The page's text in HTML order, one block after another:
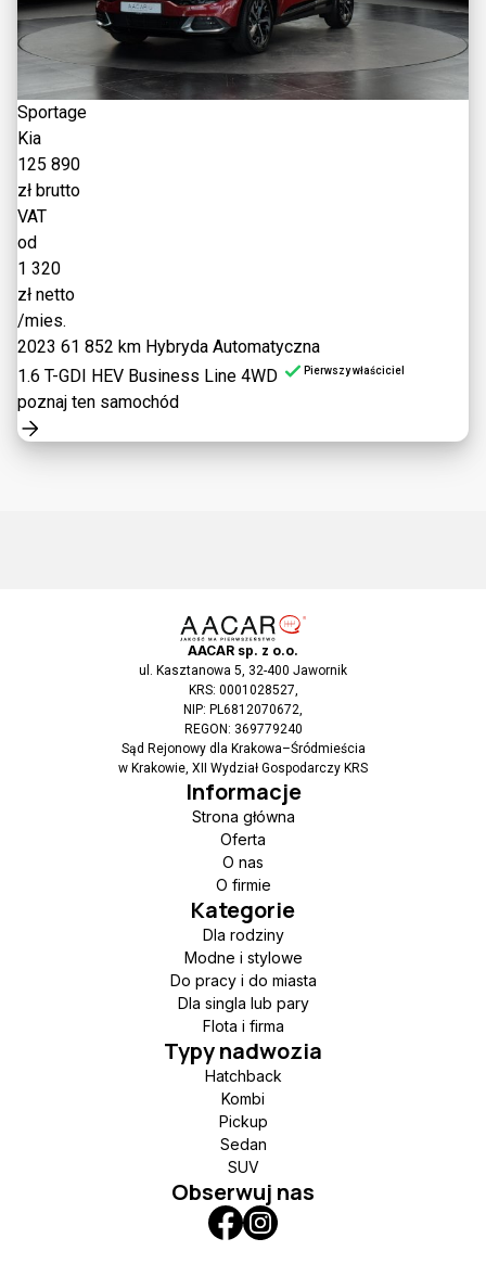
Sportage
Kia
125 890
zł brutto
VAT
od
1 320
zł netto
/mies.
2023 61 852 km Hybryda Automatyczna
1.6 T-GDI HEV Business Line 4WD
Pierwszy właściciel
poznaj ten samochód
AACAR sp. z o.o.
ul. Kasztanowa 5, 32-400 Jawornik
KRS: 0001028527,
NIP: PL6812070672,
REGON: 369779240
Sąd Rejonowy dla Krakowa–Śródmieścia
w Krakowie, XII Wydział Gospodarczy KRS
Informacje
Strona główna
Oferta
O nas
O firmie
Kategorie
Dla rodziny
Modne i stylowe
Do pracy i do miasta
Dla singla lub pary
Flota i firma
Typy nadwozia
Hatchback
Kombi
Pickup
Sedan
SUV
Obserwuj nas